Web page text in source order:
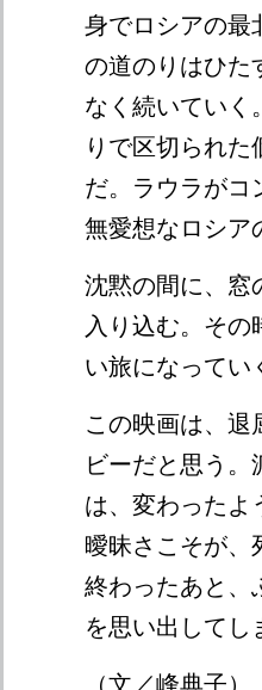
身でロシアの最
の道のりはひた
なく続いていく
りで区切られ
だ。ラウラがコ
無愛想なロシア
沈黙の間に、窓
入り込む。そ
い旅になってい
この映画は、退
ビーだと思う
は、変わったよ
曖昧さこそが、
終わったあと、
を思い出してし
（文／峰典子）